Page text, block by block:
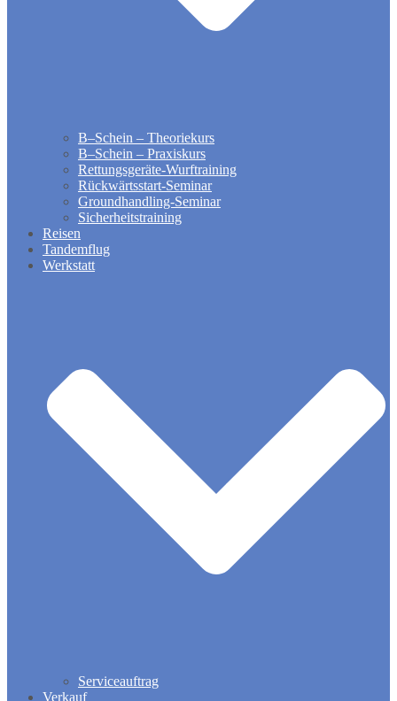
B–Schein – Theoriekurs
B–Schein – Praxiskurs
Rettungsgeräte-Wurftraining
Rückwärtsstart-Seminar
Groundhandling​-Seminar
Sicherheitstraining
Reisen
Tandemflug
Werkstatt
Serviceauftrag
Verkauf